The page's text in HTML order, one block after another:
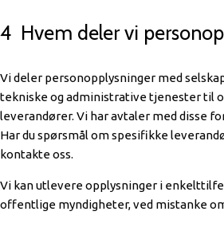
4 Hvem deler vi
Vi deler personopplysninger med
tekniske og administrative tjenester til
leverandører. Vi har avtaler med disse
Har du spørsmål om spesifikke
kontakte oss.
Vi kan utlevere opplysninger i
offentlige myndigheter, ved mistanke